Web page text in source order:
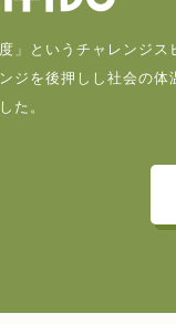
」というチャレンジス
ジを後押しし社会の
た。